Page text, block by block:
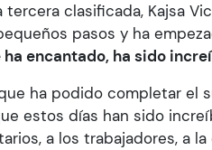
tercera clasificada, Kajsa
pasos y ha
encantado, ha sido
ha podido completar el
estos días han sido
a los trabajadores, a la